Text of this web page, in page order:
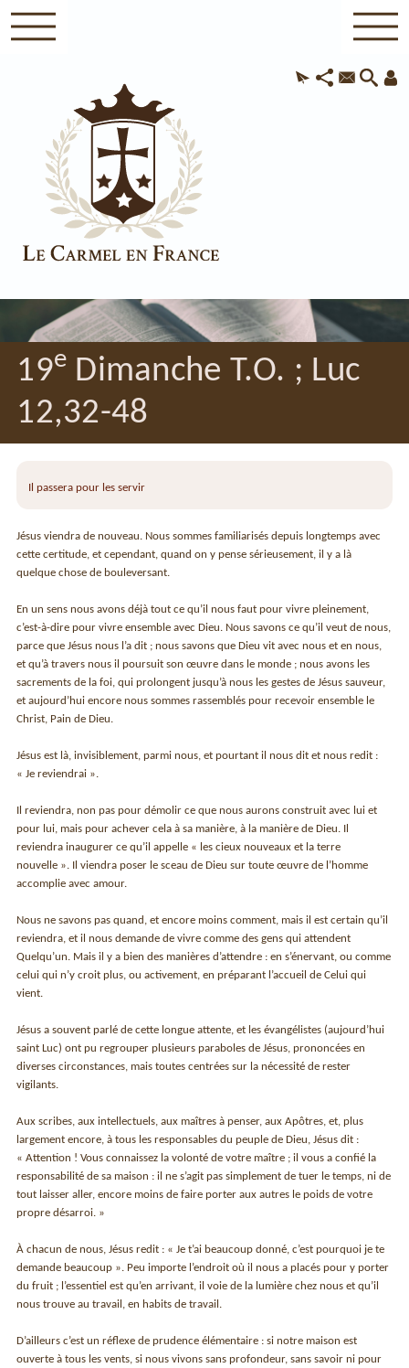
19e Dimanche T.O. ; Luc
12,32-48
Il passera pour les servir
Jésus viendra de nouveau. Nous sommes familiarisés depuis longtemps avec
cette certitude, et cependant, quand on y pense sérieusement, il y a là
quelque chose de bouleversant.
En un sens nous avons déjà tout ce qu’il nous faut pour vivre pleinement,
c’est-à-dire pour vivre ensemble avec Dieu. Nous savons ce qu’il veut de nous,
parce que Jésus nous l’a dit ; nous savons que Dieu vit avec nous et en nous,
et qu’à travers nous il poursuit son œuvre dans le monde ; nous avons les
sacrements de la foi, qui prolongent jusqu’à nous les gestes de Jésus sauveur,
et aujourd’hui encore nous sommes rassemblés pour recevoir ensemble le
Christ, Pain de Dieu.
Jésus est là, invisiblement, parmi nous, et pourtant il nous dit et nous redit :
« Je reviendrai ».
Il reviendra, non pas pour démolir ce que nous aurons construit avec lui et
pour lui, mais pour achever cela à sa manière, à la manière de Dieu. Il
reviendra inaugurer ce qu’il appelle « les cieux nouveaux et la terre
nouvelle ». Il viendra poser le sceau de Dieu sur toute œuvre de l’homme
accomplie avec amour.
Nous ne savons pas quand, et encore moins comment, mais il est certain qu’il
reviendra, et il nous demande de vivre comme des gens qui attendent
Quelqu’un. Mais il y a bien des manières d’attendre : en s’énervant, ou comme
celui qui n’y croit plus, ou activement, en préparant l’accueil de Celui qui
vient.
Jésus a souvent parlé de cette longue attente, et les évangélistes (aujourd’hui
saint Luc) ont pu regrouper plusieurs paraboles de Jésus, prononcées en
diverses circonstances, mais toutes centrées sur la nécessité de rester
vigilants.
Aux scribes, aux intellectuels, aux maîtres à penser, aux Apôtres, et, plus
largement encore, à tous les responsables du peuple de Dieu, Jésus dit :
« Attention ! Vous connaissez la volonté de votre maître ; il vous a confié la
responsabilité de sa maison : il ne s’agit pas simplement de tuer le temps, ni de
tout laisser aller, encore moins de faire porter aux autres le poids de votre
propre désarroi. »
À chacun de nous, Jésus redit : « Je t’ai beaucoup donné, c’est pourquoi je te
demande beaucoup ». Peu importe l’endroit où il nous a placés pour y porter
du fruit ; l’essentiel est qu’en arrivant, il voie de la lumière chez nous et qu’il
nous trouve au travail, en habits de travail.
D’ailleurs c’est un réflexe de prudence élémentaire : si notre maison est
ouverte à tous les vents, si nous vivons sans profondeur, sans savoir ni pour